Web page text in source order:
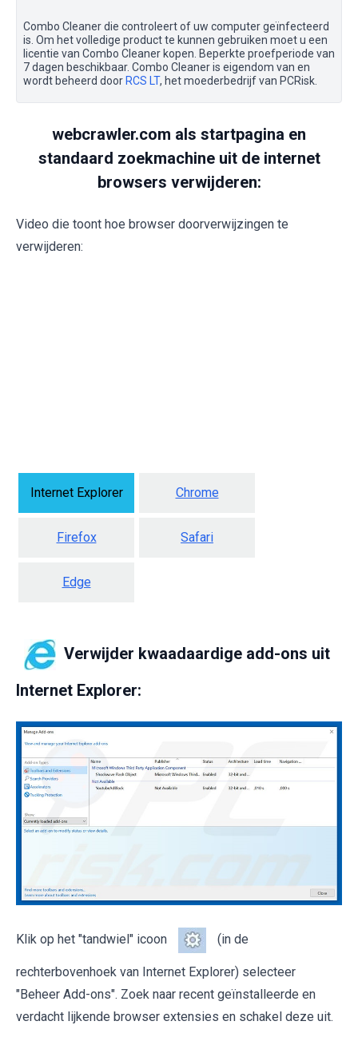
Combo Cleaner die controleert of uw computer geïnfecteerd
is. Om het volledige product te kunnen gebruiken moet u een
licentie van Combo Cleaner kopen. Beperkte proefperiode van
7 dagen beschikbaar. Combo Cleaner is eigendom van en
wordt beheerd door RCS LT, het moederbedrijf van PCRisk.
webcrawler.com als startpagina en
standaard zoekmachine uit de internet
browsers verwijderen:
Video die toont hoe browser doorverwijzingen te
verwijderen:
Internet Explorer Chrome
Firefox Safari
Edge
Verwijder kwaadaardige add-ons uit
Internet Explorer:
Klik op het "tandwiel" icoon (in de
rechterbovenhoek van Internet Explorer) selecteer
"Beheer Add-ons". Zoek naar recent geïnstalleerde en
verdacht lijkende browser extensies en schakel deze uit.